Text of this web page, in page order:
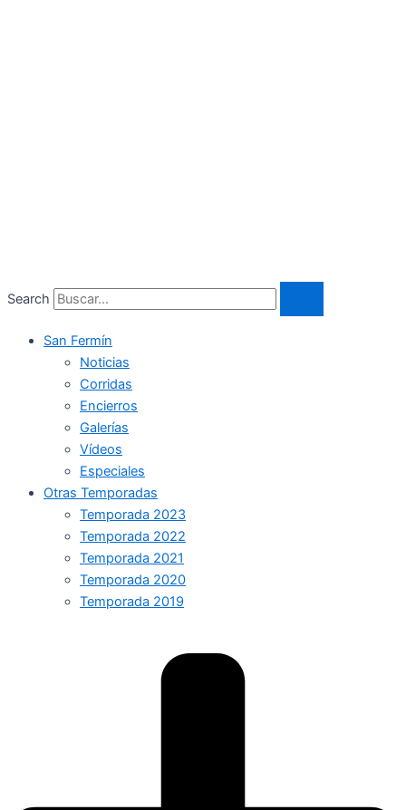
Search
San Fermín
Noticias
Corridas
Encierros
Galerías
Vídeos
Especiales
Otras Temporadas
Temporada 2023
Temporada 2022
Temporada 2021
Temporada 2020
Temporada 2019